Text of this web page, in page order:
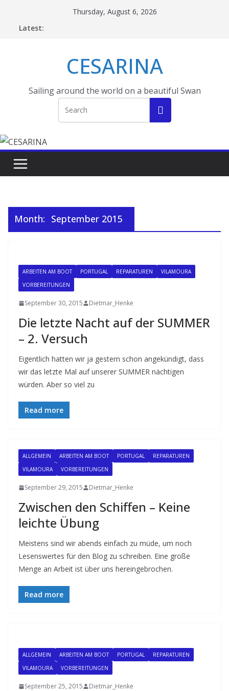
Thursday, August 6, 2026
Latest:
CESARINA
Sailing around the world on a beautiful Swan
Month: September 2015
ARBEITEN AM BOOT PORTUGAL REPARATUREN
VILAMOURA
VORBEREITUNGEN
September 30, 2015 Dietmar_Henke
Die letzte Nacht auf der SUMMER
– 2. Versuch
Eigentlich hatten wir ja gestern schon angekündigt, dass
wir das letzte Mal auf unserer SUMMER nächtigen
würden. Aber so viel zu
Read more
ALLGEMEIN ARBEITEN AM BOOT PORTUGAL
REPARATUREN
VILAMOURA
VORBEREITUNGEN
September 29, 2015 Dietmar_Henke
Zwischen den Schiffen – Keine
leichte Übung
Meistens sind wir abends einfach zu müde, um noch
Lesenswertes für den Blog zu schreiben. Eine große
Menge an Arbeit ist über uns hereingebrochen.
Read more
ALLGEMEIN ARBEITEN AM BOOT PORTUGAL
REPARATUREN
VILAMOURA
VORBEREITUNGEN
September 25, 2015 Dietmar_Henke